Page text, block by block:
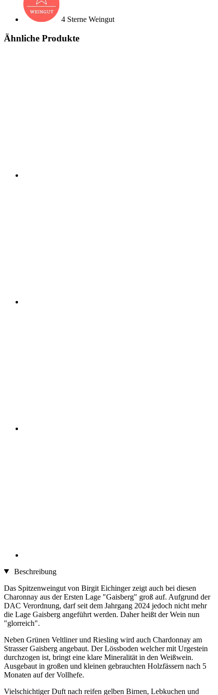
4 Sterne Weingut
Ähnliche Produkte
Beschreibung
Das Spitzenweingut von Birgit Eichinger zeigt auch bei diesen
Charonnay aus der Ersten Lage "Gaisberg" groß auf. Aufgrund der
DAC Verordnung, darf seit dem Jahrgang 2024 jedoch nicht mehr
die Lage Gaisberg angeführt werden. Daher heißt der Wein nun
"glorreich".
Neben Grünen Veltliner und Riesling wird auch Chardonnay am
Strasser Gaisberg angebaut. Der Lössboden welcher mit Urgestein
durchzogen ist, bringt eine klare Mineralität in den Weißwein.
Ausgebaut in großen und kleinen gebrauchten Holzfässern nach 5
Monaten auf der Vollhefe.
Vielschichtiger Duft nach reifen gelben Birnen, Lebkuchen und